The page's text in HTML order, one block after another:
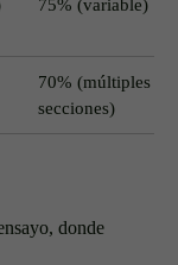
75% (variable)
70% (múltiples
secciones)
donde